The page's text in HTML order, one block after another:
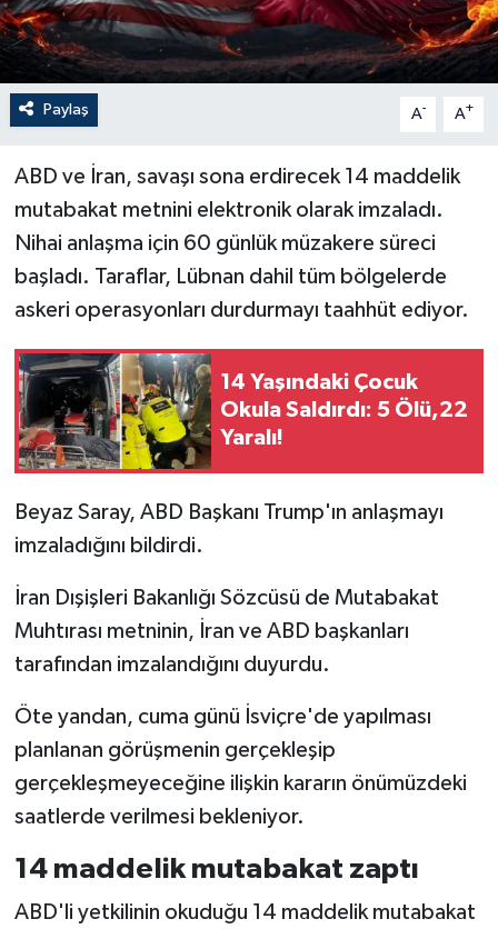
Paylaş A- A+
ABD ve İran, savaşı sona erdirecek 14 maddelik
mutabakat metnini elektronik olarak imzaladı.
Nihai anlaşma için 60 günlük müzakere süreci
başladı. Taraflar, Lübnan dahil tüm bölgelerde
askeri operasyonları durdurmayı taahhüt ediyor.
14 Yaşındaki Çocuk
Okula Saldırdı: 5 Ölü,22
Yaralı!
Beyaz Saray, ABD Başkanı Trump'ın anlaşmayı
imzaladığını bildirdi.
İran Dışişleri Bakanlığı Sözcüsü de Mutabakat
Muhtırası metninin, İran ve ABD başkanları
tarafından imzalandığını duyurdu.
Öte yandan, cuma günü İsviçre'de yapılması
planlanan görüşmenin gerçekleşip
gerçekleşmeyeceğine ilişkin kararın önümüzdeki
saatlerde verilmesi bekleniyor.
14 maddelik mutabakat zaptı
ABD'li yetkilinin okuduğu 14 maddelik mutabakat